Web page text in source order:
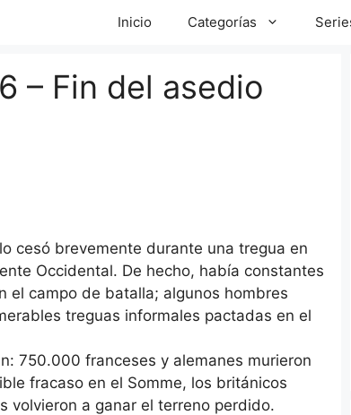
Inicio Categorías
– Fin del asedio
cesó brevemente durante una tregua en
Occidental. De hecho, había constantes
el campo de batalla; algunos hombres
treguas informales pactadas en el
750.000 franceses y alemanes murieron
fracaso en el Somme, los británicos
volvieron a ganar el terreno perdido.